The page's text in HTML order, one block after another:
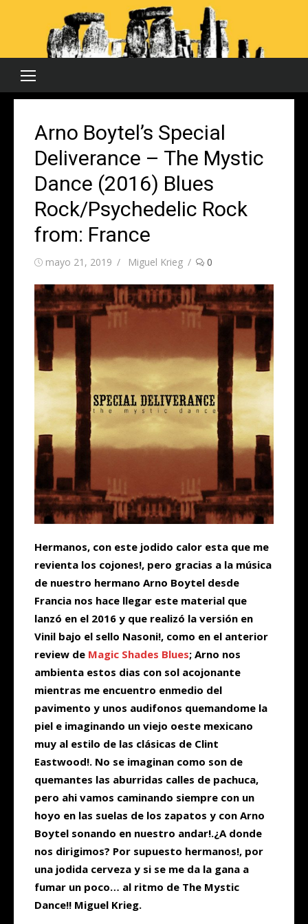
Arno Boytel’s Special
Deliverance – The Mystic
Dance (2016) Blues
Rock/Psychedelic Rock
from: France
Publicada
mayo 21, 2019 Autor
Miguel Krieg 0
Hermanos, con este jodido calor esta que me
revienta los cojones!, pero gracias a la música
de nuestro hermano Arno Boytel desde
Francia nos hace llegar este material que
lanzó en el 2016 y que realizó la versión en
Vinil bajo el sello Nasoni!, como en el anterior
review de Magic Shades Blues; Arno nos
ambienta estos dias con sol acojonante
mientras me encuentro enmedio del
pavimento y unos audifonos quemandome la
piel e imaginando un viejo oeste mexicano
muy al estilo de las clásicas de Clint
Eastwood!. No se imaginan como son de
quemantes las aburridas calles de pachuca,
pero ahi vamos caminando siempre con un
hoyo en las suelas de los zapatos y con Arno
Boytel sonando en nuestro andar!.¿A donde
nos dirigimos? Por supuesto hermanos!, por
una jodida cerveza y si se me da la gana a
fumar un poco… al ritmo de The Mystic
Dance!! Miguel Krieg.